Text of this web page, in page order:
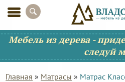
Мебель из дерева -
следуй
Главная » Матрасы » Матрас